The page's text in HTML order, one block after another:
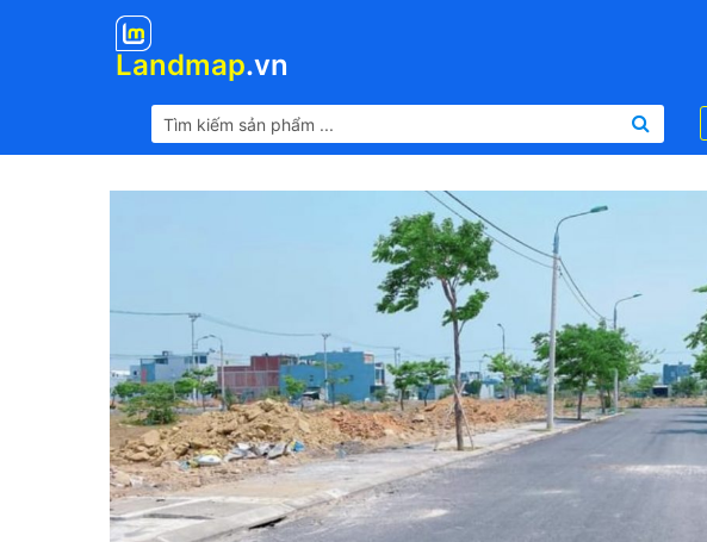
Landmap.vn